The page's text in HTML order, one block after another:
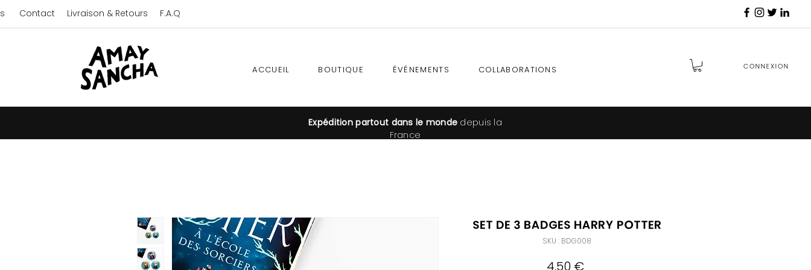
ACCUEIL BOUTIQUE ÉVÉNEMENTS COLLABORATIONS Connexion
Contact Livraison & Retours F.A.Q
Set de 3 badges Harry Potter
SKU : BDG008
4,50 €Prix
Expédition partout dans le monde depuis la
France